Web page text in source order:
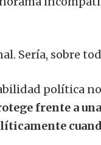
Sería, sobre
política
frente a